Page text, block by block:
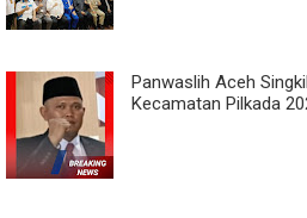
Panwaslih Aceh
Kecamatan Pilkada